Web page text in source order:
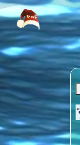
Video-
Player